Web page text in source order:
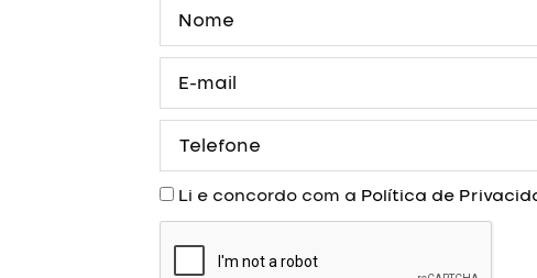
Capa
quantidade
Aceite
Li e concordo com a Política de